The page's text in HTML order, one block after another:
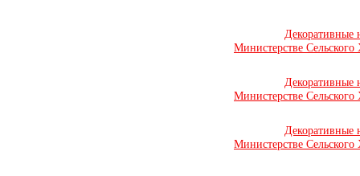
Декоративные
Министерстве
Декоративные
Министерстве
Декоративные
Министерстве